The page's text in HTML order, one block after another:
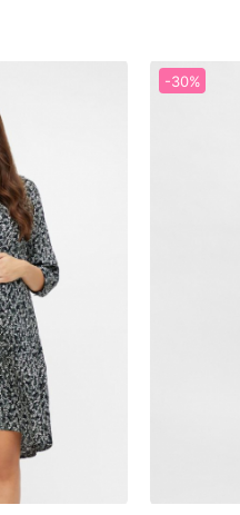
-30%